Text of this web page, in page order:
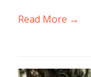
Read More →